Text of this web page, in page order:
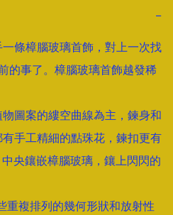
−
條樟腦玻璃首飾，對上一次找
的事了。樟腦玻璃首飾越發稀
圖案的縷空曲線為主，鍊身和
手工精細的點珠花，鍊扣更有
央鑲嵌樟腦玻璃，鑲上閃閃的
複排列的幾何形狀和放射性